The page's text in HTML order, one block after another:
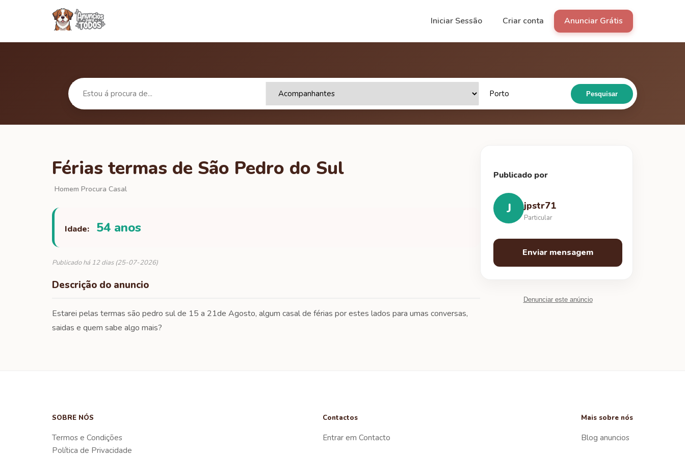
Iniciar Sessão Criar conta Anunciar Grátis
Pesquisar
Férias termas de São Pedro do Sul
Homem Procura Casal
Idade: 54 anos
Publicado há 12 dias (25-07-2026)
Descrição do anuncio
Estarei pelas termas são pedro sul de 15 a 21de Agosto, algum casal de férias por estes lados para umas conversas,
saidas e quem sabe algo mais?
Publicado por
J jpstr71
Particular
Enviar mensagem
Denunciar este anúncio
SOBRE NÓS
Termos e Condições
Política de Privacidade
Contactos
Entrar em Contacto
Mais sobre nós
Blog anuncios